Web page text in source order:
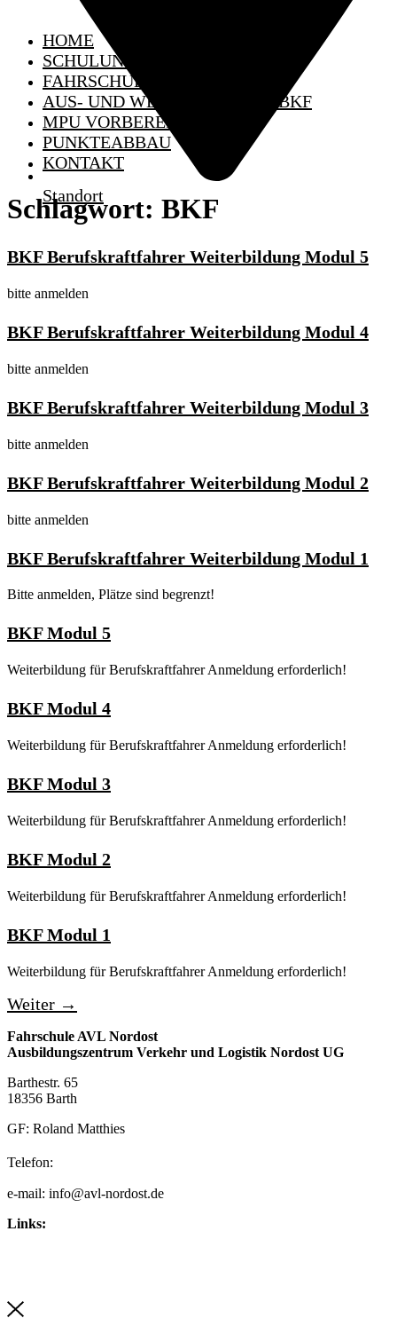
Standort
HOME
SCHULUNGSTERMINE
FAHRSCHULE
AUS- UND WEITERBILDUNG BKF
MPU VORBEREITUNG
PUNKTEABBAU
KONTAKT
Schlagwort: BKF
BKF Berufskraftfahrer Weiterbildung Modul 5
bitte anmelden
BKF Berufskraftfahrer Weiterbildung Modul 4
bitte anmelden
BKF Berufskraftfahrer Weiterbildung Modul 3
bitte anmelden
BKF Berufskraftfahrer Weiterbildung Modul 2
bitte anmelden
BKF Berufskraftfahrer Weiterbildung Modul 1
Bitte anmelden, Plätze sind begrenzt!
BKF Modul 5
Weiterbildung für Berufskraftfahrer Anmeldung erforderlich!
BKF Modul 4
Weiterbildung für Berufskraftfahrer Anmeldung erforderlich!
BKF Modul 3
Weiterbildung für Berufskraftfahrer Anmeldung erforderlich!
BKF Modul 2
Weiterbildung für Berufskraftfahrer Anmeldung erforderlich!
BKF Modul 1
Weiterbildung für Berufskraftfahrer Anmeldung erforderlich!
Weiter →
Fahrschule AVL Nordost
Ausbildungszentrum Verkehr und Logistik Nordost UG
Barthestr. 65
18356 Barth
GF: Roland Matthies
Telefon:
e-mail: info@avl-nordost.de
Links: